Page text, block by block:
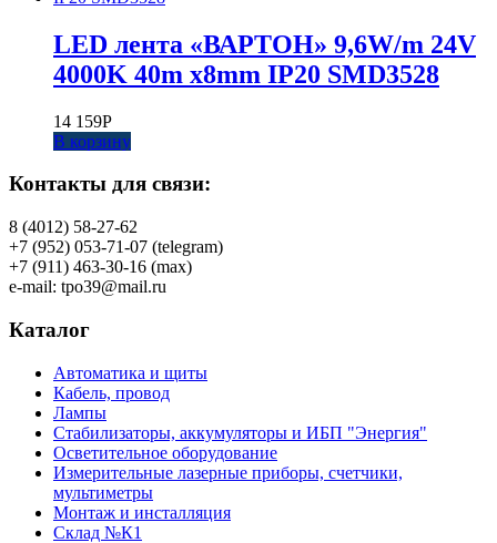
LED лента «ВАРТОН» 9,6W/m 24V
4000K 40m x8mm IP20 SMD3528
14 159Р
В корзину
Контакты для связи:
8 (4012) 58-27-62
+7 (952) 053-71-07 (telegram)
+7 (911) 463-30-16 (max)
e-mail: tpo39@mail.ru
Каталог
Автоматика и щиты
Кабель, провод
Лампы
Стабилизаторы, аккумуляторы и ИБП "Энергия"
Осветительное оборудование
Измерительные лазерные приборы, счетчики,
мультиметры
Монтаж и инсталляция
Склад №К1